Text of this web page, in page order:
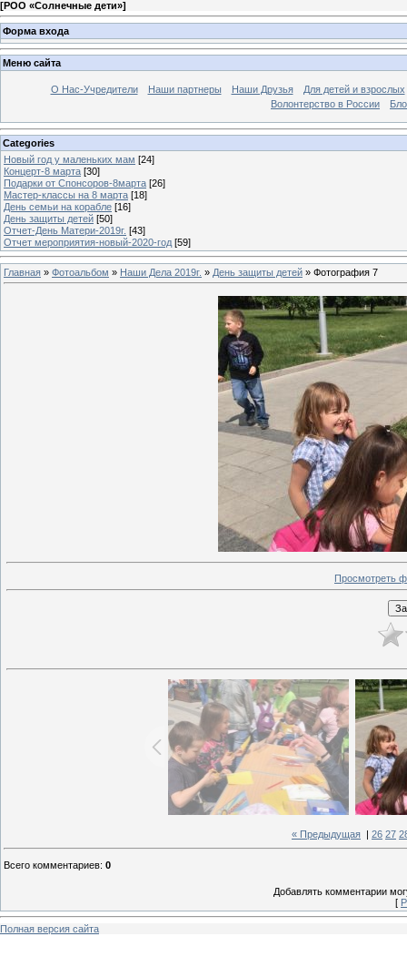
[РОО «Солнечные дети»]
Форма входа
Меню сайта
О Нас-Учредители Наши партнеры Наши Друзья
Для детей и взрослых
Волонтерство в России
Categories
Новый год у маленьких мам [24]
Концерт-8 марта [30]
Подарки от Спонсоров-8марта [26]
Мастер-классы на 8 марта [18]
День семьи на корабле [16]
День защиты детей [50]
Отчет-День Матери-2019г. [43]
Отчет мероприятия-новый-2020-год [59]
Главная » Фотоальбом » Наши Дела 2019г. » День защиты детей » Фотография 7
Просмотреть
« Предыдущая 26 27
Всего комментариев: 0
Добавлять комментарии
[
Полная версия сайта